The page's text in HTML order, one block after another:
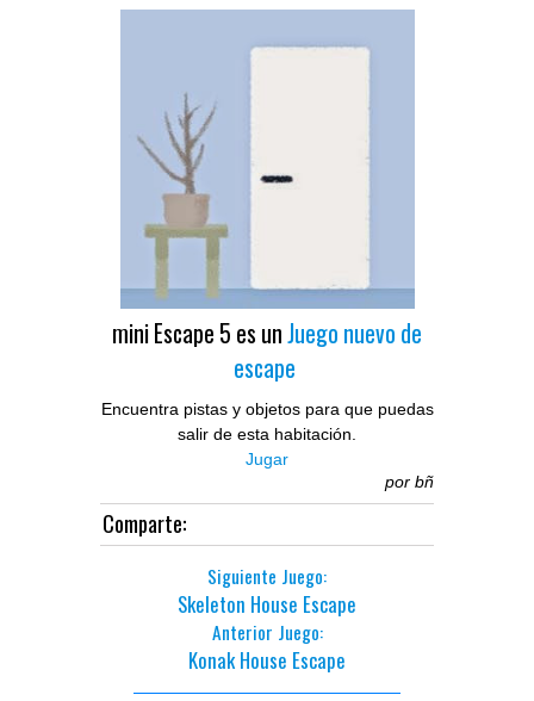
mini Escape 5 es unJuego nuevo de
escape
Encuentra pistas y objetos para que puedas
salir de esta habitación.
Jugar
por bñ
Comparte:
Siguiente Juego:
Skeleton House Escape
Anterior Juego:
Konak House Escape